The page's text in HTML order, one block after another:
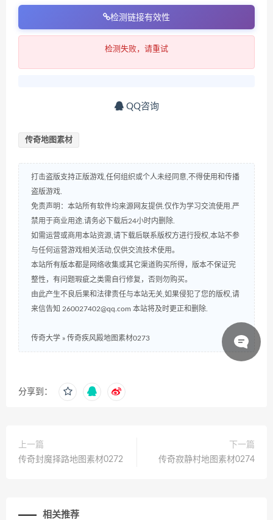
检测链接有效性
检测失败，请重试
QQ咨询
传奇地图素材
打击盗版支持正版游戏,任何组织或个人未经同意,不得使用和传播
盗版游戏.
免责声明：本站所有软件均来源网友提供.仅作为学习交流使用.严
禁用于商业用途.请务必下载后24小时内删除.
如需运营或商用本站资源,请下载后联系版权方进行授权,本站不参
与任何运营游戏相关活动,仅供交流技术使用。
本站所有版本都是网络收集或其它渠道购买所得，版本不保证完
整性，有问题瑕疵之类需自行修复，否则勿购买。
由此产生不良后果和法律责任与本站无关,如果侵犯了您的版权,请
来信告知 260027402@qq.com 本站将及时更正和删除.
传奇大学 » 传奇疾风殿地图素材0273
分享到：
上一篇
传奇封魔择路地图素材0272
下一篇
传奇寂静村地图素材0274
相关推荐